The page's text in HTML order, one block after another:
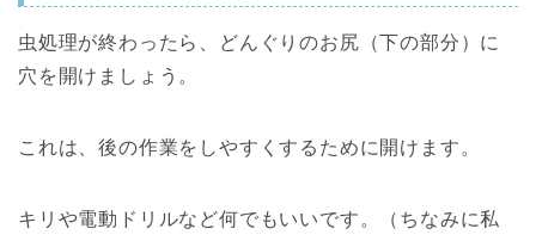
虫処理が終わったら、どんぐりのお尻（下の部分）に
穴を開けましょう。
これは、後の作業をしやすくするために開けます。
キリや電動ドリルなど何でもいいです。（ちなみに私